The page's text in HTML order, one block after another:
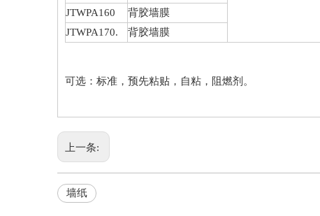
JTWPA160
背胶墙膜
JTWPA170.
背胶墙膜
可选：标准，预先粘贴，自粘，阻燃剂。
上一条:
墙纸